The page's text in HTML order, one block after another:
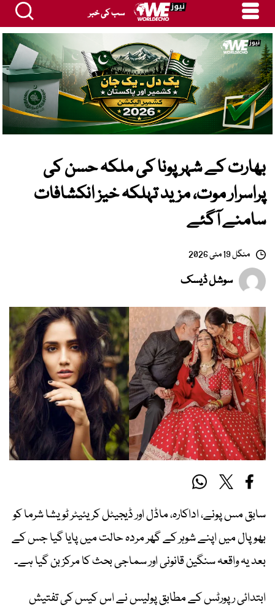
سب کی خبر
بھارت کے شہر پونا کی ملکہ حسن کی
پراسرار موت، مزید تہلکہ خیز انکشافات
سامنے آگئے
منگل 19 مئی 2026
سوشل ڈیسک
سابق مس پونے، اداکارہ، ماڈل اور ڈیجیٹل کریئیٹر ٹویشا شرما کو
بھوپال میں اپنے شوہر کے گھر مردہ حالت میں پایا گیا جس کے
بعد یہ واقعہ سنگین قانونی اور سماجی بحث کا مرکز بن گیا ہے۔
ابتدائی رپورٹس کے مطابق پولیس نے اس کیس کی تفتیش